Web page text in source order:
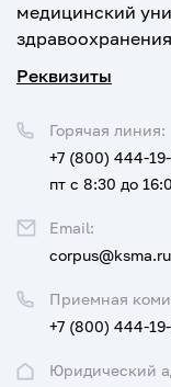
медицинский
Реквизиты
Юридический
Приемная
+7 (800) 444-
Горячая линия:
+7 (800) 444-
пт с 8:30 до
Email:
corpus@ksma.ru